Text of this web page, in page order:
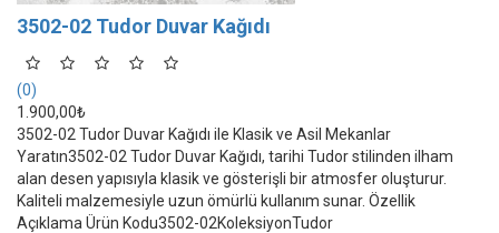
3502-02 Tudor Duvar Kağıdı
(0)
1.900,00₺
3502-02 Tudor Duvar Kağıdı ile Klasik ve Asil Mekanlar
Yaratın3502-02 Tudor Duvar Kağıdı, tarihi Tudor stilinden ilham
alan desen yapısıyla klasik ve gösterişli bir atmosfer oluşturur.
Kaliteli malzemesiyle uzun ömürlü kullanım sunar. Özellik
Açıklama Ürün Kodu3502-02KoleksiyonTudor